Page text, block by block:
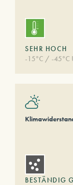
SEHR HOCH
-15°C / -45°C
BESTÄNDIG